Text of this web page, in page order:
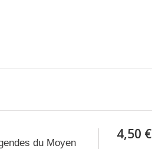
du Moyen
4,50 €